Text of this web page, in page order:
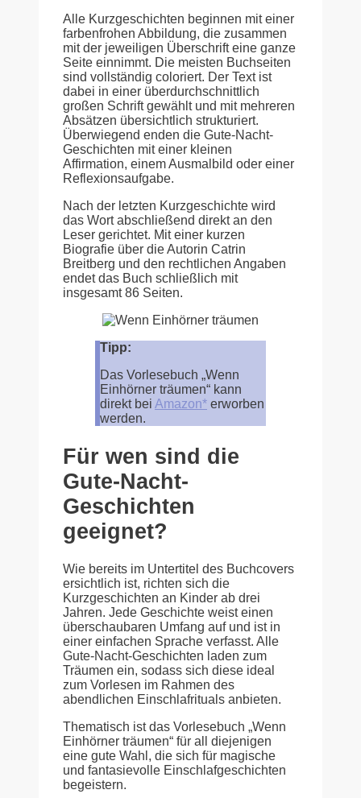
Alle Kurzgeschichten beginnen mit einer
farbenfrohen Abbildung, die zusammen
mit der jeweiligen Überschrift eine ganze
Seite einnimmt. Die meisten Buchseiten
sind vollständig coloriert. Der Text ist
dabei in einer überdurchschnittlich
großen Schrift gewählt und mit mehreren
Absätzen übersichtlich strukturiert.
Überwiegend enden die Gute-Nacht-
Geschichten mit einer kleinen
Affirmation, einem Ausmalbild oder einer
Reflexionsaufgabe.
Nach der letzten Kurzgeschichte wird
das Wort abschließend direkt an den
Leser gerichtet. Mit einer kurzen
Biografie über die Autorin Catrin
Breitberg und den rechtlichen Angaben
endet das Buch schließlich mit
insgesamt 86 Seiten.
Tipp:
Das Vorlesebuch „Wenn
Einhörner träumen“ kann
direkt bei Amazon* erworben
werden.
Für wen sind die
Gute-Nacht-
Geschichten
geeignet?
Wie bereits im Untertitel des Buchcovers
ersichtlich ist, richten sich die
Kurzgeschichten an Kinder ab drei
Jahren. Jede Geschichte weist einen
überschaubaren Umfang auf und ist in
einer einfachen Sprache verfasst. Alle
Gute-Nacht-Geschichten laden zum
Träumen ein, sodass sich diese ideal
zum Vorlesen im Rahmen des
abendlichen Einschlafrituals anbieten.
Thematisch ist das Vorlesebuch „Wenn
Einhörner träumen“ für all diejenigen
eine gute Wahl, die sich für magische
und fantasievolle Einschlafgeschichten
begeistern.